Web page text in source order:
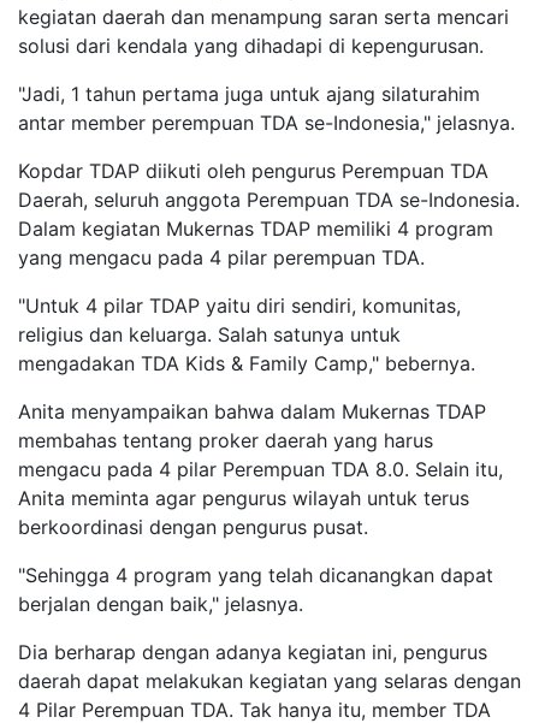
kegiatan daerah dan menampung saran serta mencari
solusi dari kendala yang dihadapi di kepengurusan.
"Jadi, 1 tahun pertama juga untuk ajang silaturahim
antar member perempuan TDA se-Indonesia," jelasnya.
Kopdar TDAP diikuti oleh pengurus Perempuan TDA
Daerah, seluruh anggota Perempuan TDA se-Indonesia.
Dalam kegiatan Mukernas TDAP memiliki 4 program
yang mengacu pada 4 pilar perempuan TDA.
"Untuk 4 pilar TDAP yaitu diri sendiri, komunitas,
religius dan keluarga. Salah satunya untuk
mengadakan TDA Kids & Family Camp," bebernya.
Anita menyampaikan bahwa dalam Mukernas TDAP
membahas tentang proker daerah yang harus
mengacu pada 4 pilar Perempuan TDA 8.0. Selain itu,
Anita meminta agar pengurus wilayah untuk terus
berkoordinasi dengan pengurus pusat.
"Sehingga 4 program yang telah dicanangkan dapat
berjalan dengan baik," jelasnya.
Dia berharap dengan adanya kegiatan ini, pengurus
daerah dapat melakukan kegiatan yang selaras dengan
4 Pilar Perempuan TDA. Tak hanya itu, member TDA